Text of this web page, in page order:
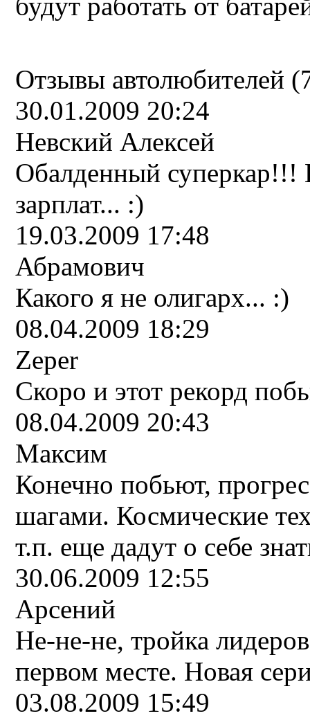
Отзывы автолюбителей
30.01.2009 20:24
Невский Алексей
Обалденный суперкар!!!
зарплат... :)
19.03.2009 17:48
Абрамович
Какого я не олигарх... :)
08.04.2009 18:29
Zeper
Скоро и этот рекорд
08.04.2009 20:43
Максим
Конечно побьют,
шагами. Космические
т.п. еще дадут о себе
30.06.2009 12:55
Арсений
Не-не-не, тройка
первом месте. Новая
03.08.2009 15:49